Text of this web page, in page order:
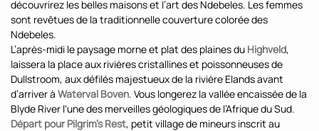
découvrirez les belles maisons et l’art des Ndebeles. Les femmes
sont revêtues de la traditionnelle couverture colorée des
Ndebeles.
L’après-midi le paysage morne et plat des plaines du Highveld,
laissera la place aux rivières cristallines et poissonneuses de
Dullstroom, aux défilés majestueux de la rivière Elands avant
d’arriver à Waterval Boven. Vous longerez la vallée encaissée de la
Blyde River l'une des merveilles géologiques de l’Afrique du Sud.
Départ pour Pilgrim’s Rest, petit village de mineurs inscrit au